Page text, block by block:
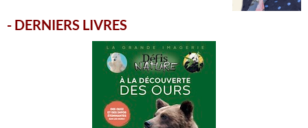
- DERNIERS LIVRES